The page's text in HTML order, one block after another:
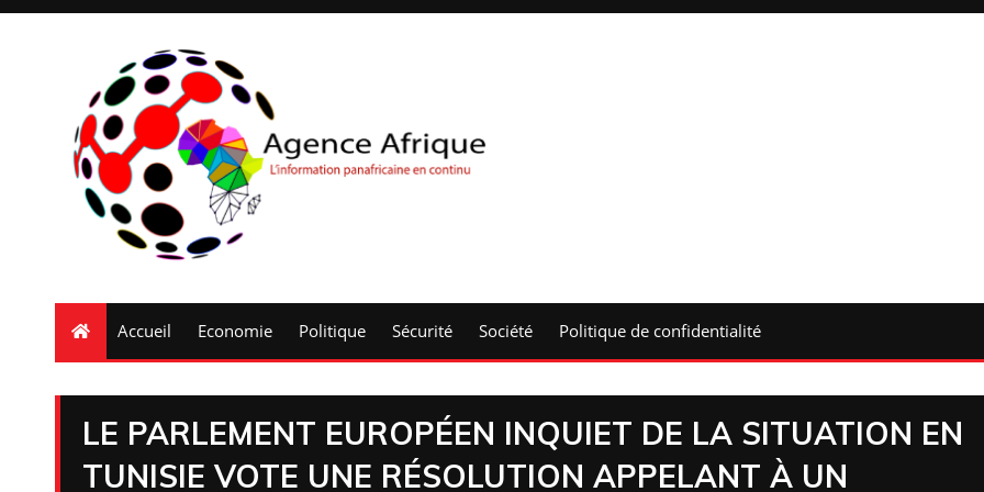
Accueil Economie Politique Sécurité Société Politique de confidentialité
LE PARLEMENT EUROPÉEN INQUIET DE LA SITUATION EN
TUNISIE VOTE UNE RÉSOLUTION APPELANT À UN